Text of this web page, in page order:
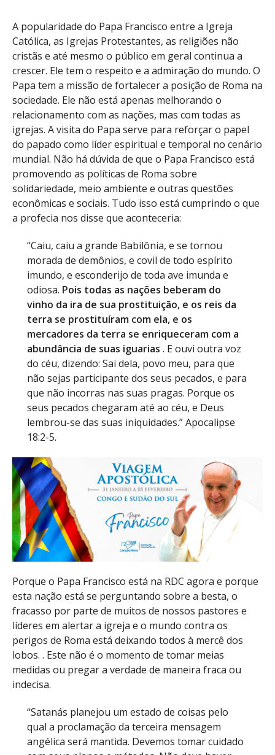
A popularidade do Papa Francisco entre a Igreja
Católica, as Igrejas Protestantes, as religiões não
cristãs e até mesmo o público em geral continua a
crescer. Ele tem o respeito e a admiração do mundo. O
Papa tem a missão de fortalecer a posição de Roma na
sociedade. Ele não está apenas melhorando o
relacionamento com as nações, mas com todas as
igrejas. A visita do Papa serve para reforçar o papel
do papado como líder espiritual e temporal no cenário
mundial. Não há dúvida de que o Papa Francisco está
promovendo as políticas de Roma sobre
solidariedade, meio ambiente e outras questões
econômicas e sociais. Tudo isso está cumprindo o que
a profecia nos disse que aconteceria:
“Caiu, caiu a grande Babilônia, e se tornou
morada de demônios, e covil de todo espírito
imundo, e esconderijo de toda ave imunda e
odiosa. Pois todas as nações beberam do
vinho da ira de sua prostituição, e os reis da
terra se prostituíram com ela, e os
mercadores da terra se enriqueceram com a
abundância de suas iguarias . E ouvi outra voz
do céu, dizendo: Sai dela, povo meu, para que
não sejas participante dos seus pecados, e para
que não incorras nas suas pragas. Porque os
seus pecados chegaram até ao céu, e Deus
lembrou-se das suas iniquidades.” Apocalipse
18:2-5.
Porque o Papa Francisco está na RDC agora e porque
esta nação está se perguntando sobre a besta, o
fracasso por parte de muitos de nossos pastores e
líderes em alertar a igreja e o mundo contra os
perigos de Roma está deixando todos à mercê dos
lobos. . Este não é o momento de tomar meias
medidas ou pregar a verdade de maneira fraca ou
indecisa.
“Satanás planejou um estado de coisas pelo
qual a proclamação da terceira mensagem
angélica será mantida. Devemos tomar cuidado